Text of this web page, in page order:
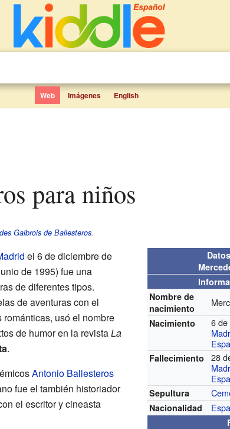
Web Imágenes English
para niños
Gaibrois de Ballesteros.
Nombre de
nacimiento
Nacimiento
6
Fallecimiento
28
Sepultura
Nacionalidad
el 6 de diciembre de
de 1995) fue una
de diferentes tipos.
de aventuras con el
usó el nombre
de humor en la revistaLa
.
Antonio Ballesteros
fue el también historiador
el escritor y cineasta